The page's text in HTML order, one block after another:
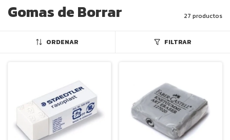
Gomas de Borrar 27 productos
ORDENAR FILTRAR